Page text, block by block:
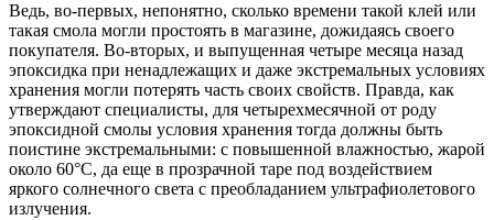
Ведь, во-первых, непонятно, сколько времени такой клей или
такая смола могли простоять в магазине, дожидаясь своего
покупателя. Во-вторых, и выпущенная четыре месяца назад
эпоксидка при ненадлежащих и даже экстремальных условиях
хранения могли потерять часть своих свойств. Правда, как
утверждают специалисты, для четырехмесячной от роду
эпоксидной смолы условия хранения тогда должны быть
поистине экстремальными: с повышенной влажностью, жарой
около 60°C, да еще в прозрачной таре под воздействием
яркого солнечного света с преобладанием ультрафиолетового
излучения.